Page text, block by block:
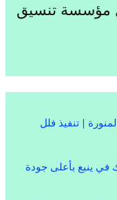
مؤسسة تنسيق
| تنفيذ فلل
في ينبع بأعلى جودة